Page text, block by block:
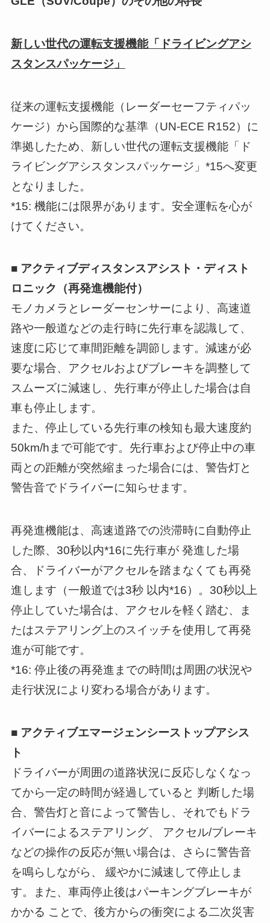
新しい世代の運転支援機能「ドライビングアシ
スタンスパッケージ」
従来の運転支援機能（レーダーセーフティパッ
ケージ）から国際的な基準（UN-ECE R152）に
準拠したため、新しい世代の運転支援機能「ド
ライビングアシスタンスパッケージ」*15へ変更
となりました。
*15: 機能には限界があります。安全運転を心が
けてください。
■ アクティブディスタンスアシスト・ディスト
ロニック（再発進機能付）
モノカメラとレーダーセンサーにより、高速道
路や一般道などの走行時に先行車を認識して、
速度に応じて車間距離を調節します。減速が必
要な場合、アクセルおよびブレーキを調整して
スムーズに減速し、先行車が停止した場合は自
車も停止します。
また、停止している先行車の検知も最大速度約
50km/hまで可能です。先行車および停止中の車
両との距離が突然縮まった場合には、警告灯と
警告音でドライバーに知らせます。
再発進機能は、高速道路での渋滞時に自動停止
した際、30秒以内*16に先行車が 発進した場
合、ドライバーがアクセルを踏まなくても再発
進します（一般道では3秒 以内*16）。30秒以上
停止していた場合は、アクセルを軽く踏む、ま
たはステアリング上のスイッチを使用して再発
進が可能です。
*16: 停止後の再発進までの時間は周囲の状況や
走行状況により変わる場合があります。
■ アクティブエマージェンシーストップアシス
ト
ドライバーが周囲の道路状況に反応しなくなっ
てから一定の時間が経過していると 判断した場
合、警告灯と音によって警告し、それでもドラ
イバーによるステアリング、 アクセル/ブレーキ
などの操作の反応が無い場合は、さらに警告音
を鳴らしながら、 緩やかに減速して停止しま
す。また、車両停止後はパーキングブレーキが
かかる ことで、後方からの衝突による二次災害